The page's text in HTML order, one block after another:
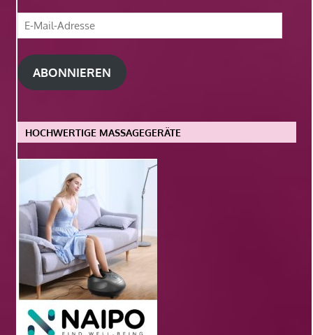
E-
Mail-
Adresse
ABONNIEREN
HOCHWERTIGE MASSAGEGERÄTE